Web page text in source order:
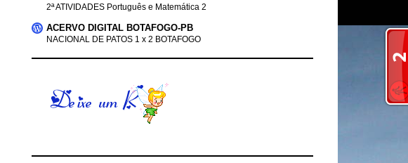
2ª ATIVIDADES Português e Matemática 2
ACERVO DIGITAL BOTAFOGO-PB
NACIONAL DE PATOS 1 x 2 BOTAFOGO